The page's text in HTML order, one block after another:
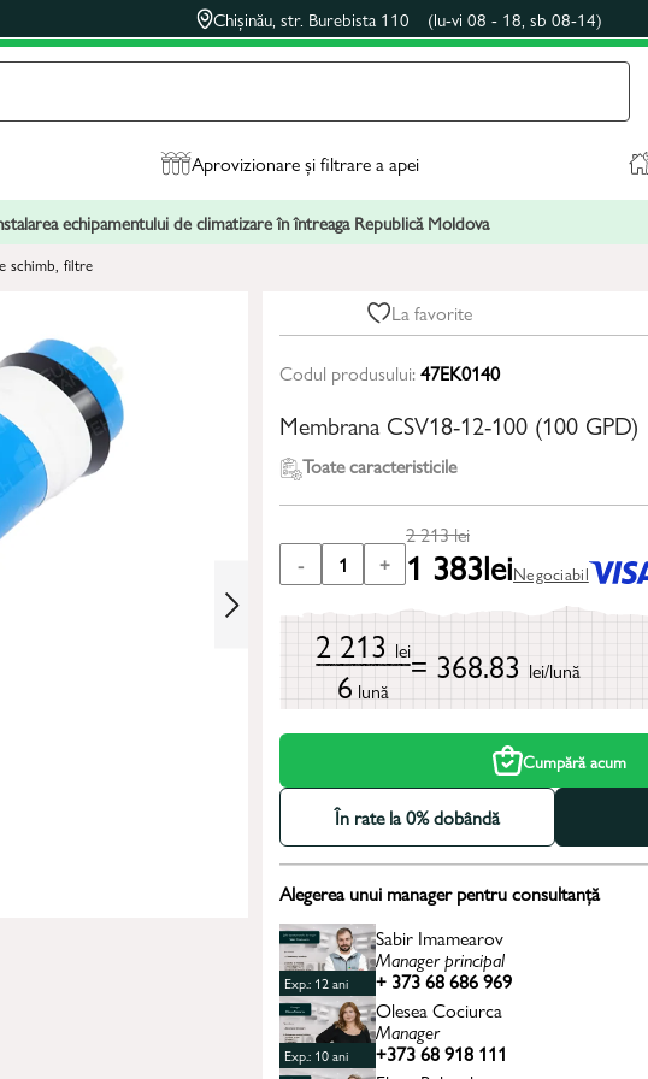
Chișinău, str. Burebista 110 (lu-vi 08 - 18, sb 08-14)
Aprovizionare și filtrare a apei
echipamentului de climatizare în întreaga Republică Moldova
schimb, filtre
La favorite
Codul produsului:47EK0140
Membrana CSV18-12-100 (100 GPD)
Toate caracteristicile
- 1 +
2 213lei
1 383leiNegociabil
2 213 lei
6 lună
= 368.83 lei/lună
Cumpără acum
În rate la 0% dobândă
Alegerea unui manager pentru consultanță
Exp.: 12 ani
Sabir Imamearov
Manager principal
+ 373 68 686 969
Exp.: 10 ani
Olesea Cociurca
Manager
+373 68 918 111